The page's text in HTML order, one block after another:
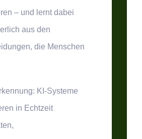
– und lernt dabei
aus den
die Menschen
KI-Systeme
in Echtzeit